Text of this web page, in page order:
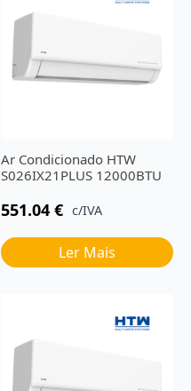
Ar Condicionado HTW
S026IX21PLUS 12000BTU
551.04 € c/IVA
Ler Mais